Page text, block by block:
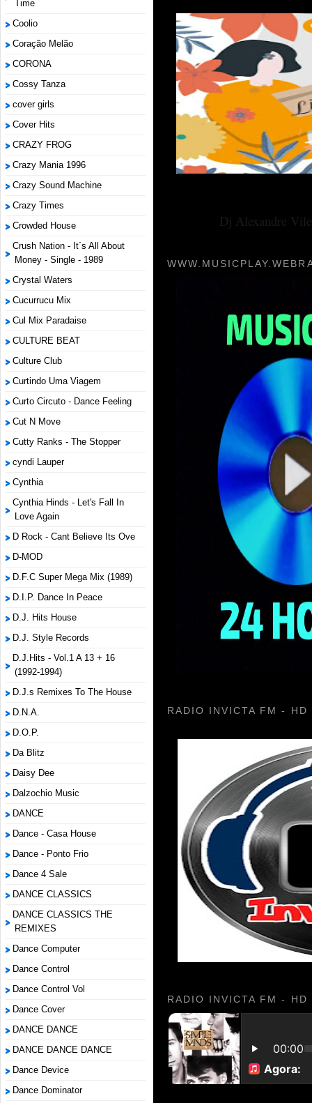
Time
Coolio
Coração Melão
CORONA
Cossy Tanza
cover girls
Cover Hits
CRAZY FROG
Crazy Mania 1996
Crazy Sound Machine
Crazy Times
Crowded House
Crush Nation - It´s All About
Money - Single - 1989
Crystal Waters
Cucurrucu Mix
Cul Mix Paradaise
CULTURE BEAT
Culture Club
Curtindo Uma Viagem
Curto Circuto - Dance Feeling
Cut N Move
Cutty Ranks - The Stopper
cyndi Lauper
Cynthia
Cynthia Hinds - Let's Fall In
Love Again
D Rock - Cant Believe Its Ove
D-MOD
D.F.C Super Mega Mix (1989)
D.I.P. Dance In Peace
D.J. Hits House
D.J. Style Records
D.J.Hits - Vol.1 A 13 + 16
(1992-1994)
D.J.s Remixes To The House
D.N.A.
D.O.P.
Da Blitz
Daisy Dee
Dalzochio Music
DANCE
Dance - Casa House
Dance - Ponto Frio
Dance 4 Sale
DANCE CLASSICS
DANCE CLASSICS THE
REMIXES
Dance Computer
Dance Control
Dance Control Vol
Dance Cover
DANCE DANCE
DANCE DANCE DANCE
Dance Device
Dance Dominator
Dj Alexandre
RADIO INVICTA FM - HD
RADIO INVICTA FM - HD